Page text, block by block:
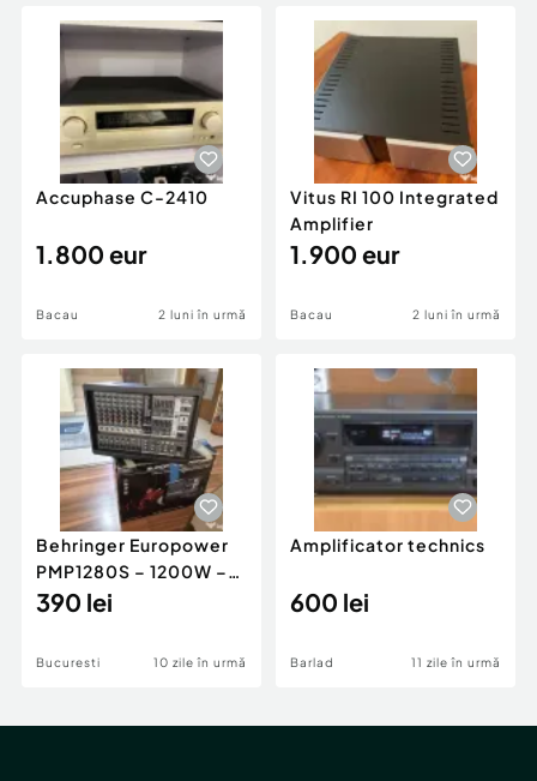
Servicii
Animale de companie
Afaceri și echipamente profesionale
Inchiriere Bunuri si Vehicule
Utilaje agricole si industriale
Piese auto si accesorii
Dacia Duster
Accuphase C-2410
1.800 eur
Bacau 2 luni în urmă
Vitus RI 100 Integrated
Amplifier
1.900 eur
Bacau 2 luni în urmă
Behringer Europower
PMP1280S – 1200W –
Vândut ca defect –
390 lei
Bucuresti 10 zile în urmă
Amplificator technics
600 lei
Barlad 11 zile în urmă